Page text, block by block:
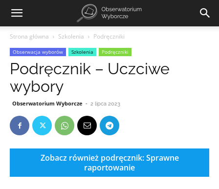
Strona główna Szkolenia Podręczniki
Obserwacja wyborów Szkolenia Podręczniki
Podręcznik – Uczciwe
wybory
Obserwatorium Wyborcze - 2 lipca 2023
Zobacz również podręcznik: Sprawne
raportowanie